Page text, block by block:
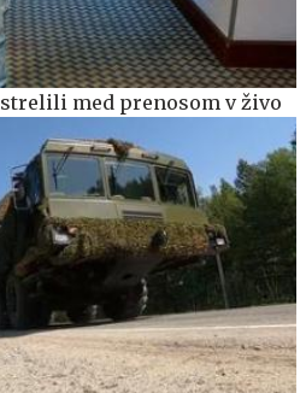
med prenosom v živo